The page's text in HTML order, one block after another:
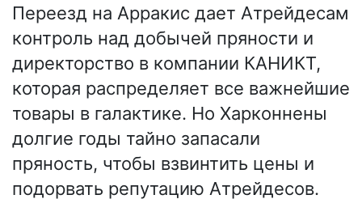
Переезд на Арракис дает Атрейдесам
контроль над добычей пряности и
директорство в компании КАНИКТ,
которая распределяет все важнейшие
товары в галактике. Но Харконнены
долгие годы тайно запасали
пряность, чтобы взвинтить цены и
подорвать репутацию Атрейдесов.